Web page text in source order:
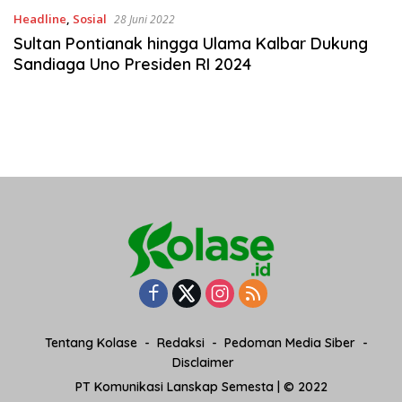
Headline, Sosial 28 Juni 2022
Sultan Pontianak hingga Ulama Kalbar Dukung
Sandiaga Uno Presiden RI 2024
Tentang Kolase Redaksi
Pedoman Media Siber
Disclaimer
PT Komunikasi Lanskap Semesta | © 2022